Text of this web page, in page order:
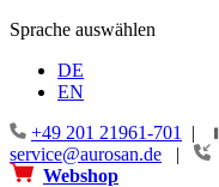
Sprache auswählen
DE
EN
+49 201 21961-701
|
service@aurosan.de |
Webshop